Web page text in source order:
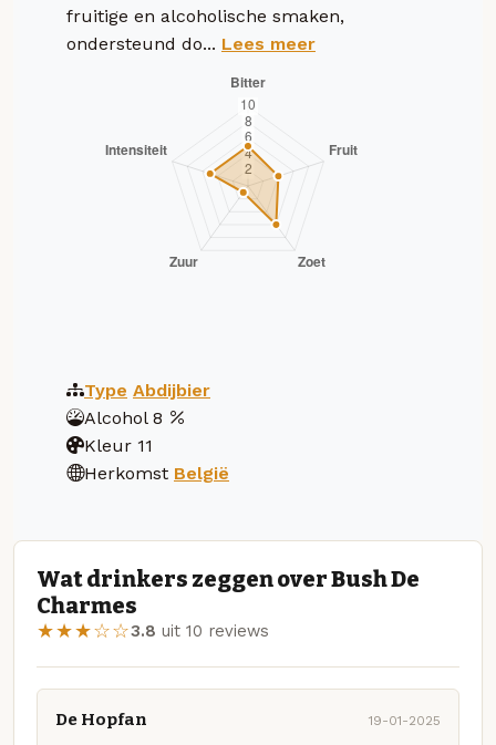
fruitige en alcoholische smaken,
ondersteund do... Lees meer
Type Abdijbier
Alcohol 8
Kleur 11
Herkomst België
Wat drinkers zeggen over Bush De
Charmes
★★★☆☆3.8 uit 10 reviews
De Hopfan 19-01-2025